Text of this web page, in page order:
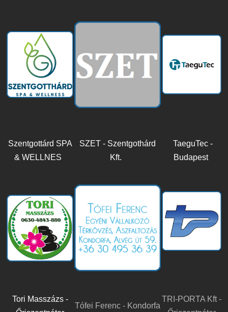
Szentgottárd SPA
& WELLNES
SZET - Szentgothárd
Kft.
TaeguTec -
Budapest
Tori Masszázs -
Tófei Ferenc - Kondorfa
TRI-PORTA Kft -